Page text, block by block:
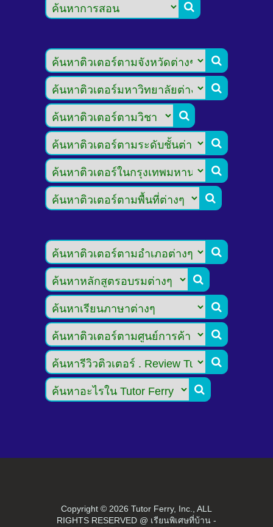













Copyright © 2026 Tutor Ferry, Inc., ALL
RIGHTS RESERVED @ เรียนพิเศษที่บ้าน -